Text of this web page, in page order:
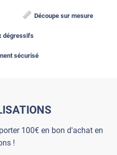
Découpe sur mesure
dégressifs
sécurisé
100€ en bon d'achat en
!